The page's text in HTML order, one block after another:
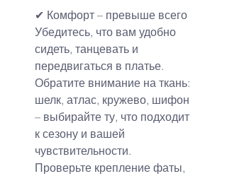
✔ Комфорт – превыше всего
Убедитесь, что вам удобно
сидеть, танцевать и
передвигаться в платье.
Обратите внимание на ткань:
шелк, атлас, кружево, шифон
– выбирайте ту, что подходит
к сезону и вашей
чувствительности.
Проверьте крепление фаты,